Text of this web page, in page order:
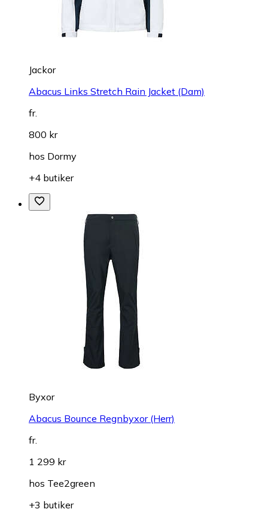
Jackor
Abacus Links Stretch Rain Jacket (Dam)
fr.
800 kr
hos Dormy
+4 butiker
Byxor
Abacus Bounce Regnbyxor (Herr)
fr.
1 299 kr
hos Tee2green
+3 butiker